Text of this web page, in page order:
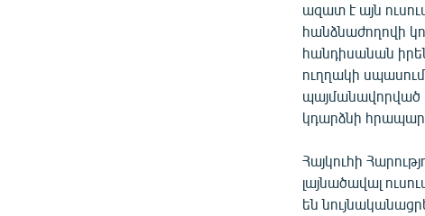
ազատ է այն
հանձնաժողովի
հանդիսանան
ուղղակի
պայմանավորված
կդարձնի
Հայկուհի
լայնածավալ
են